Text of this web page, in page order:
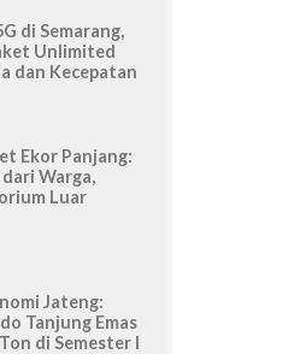
di Semarang,
Unlimited
dan Kecepatan
Ekor Panjang:
dari Warga,
Luar
Jateng:
Tanjung Emas
di Semester I